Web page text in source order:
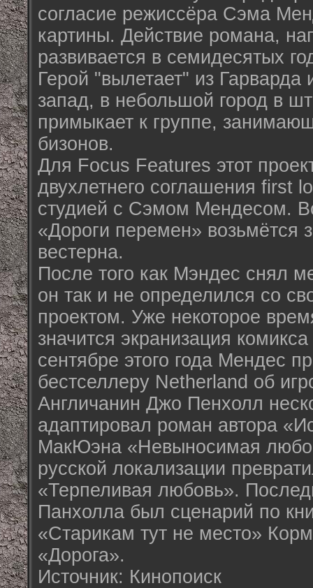
согласие режиссёра Сэма
картины. Действие романа,
развивается в семидесятых
Герой "вылетает" из Гарварда
запад, в небольшой город в
примыкает к группе,
бизонов.
Для Focus Features этот
двухлетнего соглашения first
студией с Сэмом Мендесом.
«Дороги перемен» возьмётся
вестерна.
После того как Мэндес снял
он так и не определился со
проектом. Уже некоторое
значится экранизация
сентябре этого года Мендес
бестселлеру Netherland об
Англичанин Джо Пенхолл
адаптировал роман автора
МакЮэна «Невыносимая
русской локализации
«Терпеливая любовь».
Панхолла был сценарий по
«Старикам тут не место»
«Дорога».
Источник: Кинопоиск